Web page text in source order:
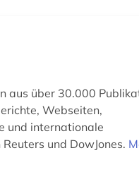
aus über 30.000
Webseiten,
und internationale
und DowJones.